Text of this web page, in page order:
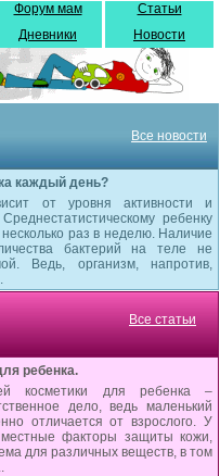
Форум мам
Дневники
Статьи
Новости
Все новости
каждый день?
от уровня активности и
ребенку
раз в неделю. Наличие
бактерий на теле не
Ведь, организм, напротив,
Все статьи
ребенка.
косметики для ребенка –
дело, ведь маленький
отличается от взрослого. У
факторы защиты кожи,
для различных веществ, в том